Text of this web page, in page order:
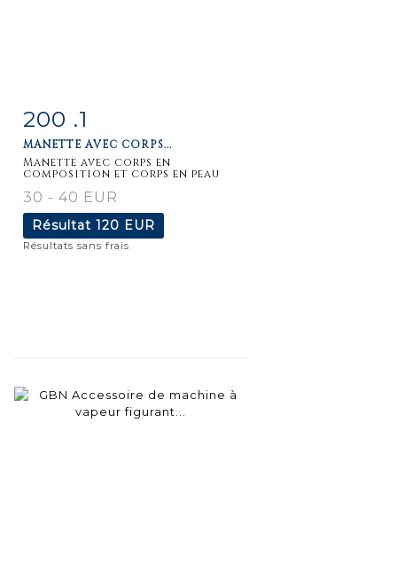
Fiche
200 .1
MANETTE AVEC CORPS...
Manette avec corps en
composition et corps en peau
30 - 40 EUR
Résultat 120 EUR
Résultats sans frais